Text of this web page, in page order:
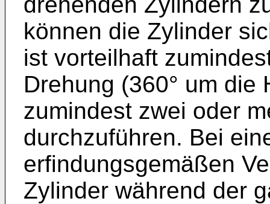
können die Zylinder
ist vorteilhaft
Drehung (360° um die
zumindest zwei oder
durchzuführen. Bei
erfindungsgemäßen
Zylinder während der